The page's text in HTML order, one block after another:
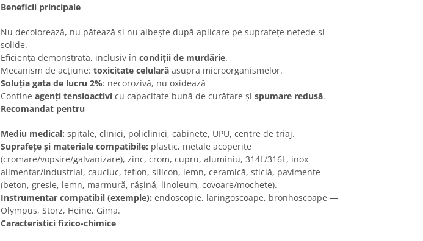
Beneficii principale
Nu decolorează, nu pătează și nu albește după aplicare pe suprafețe netede și
solide.
Eficiență demonstrată, inclusiv în condiții de murdărie.
Mecanism de acțiune: toxicitate celulară asupra microorganismelor.
Soluția gata de lucru 2%: necorozivă, nu oxidează
Conține agenți tensioactivi cu capacitate bună de curățare și spumare redusă.
Recomandat pentru
Mediu medical: spitale, clinici, policlinici, cabinete, UPU, centre de triaj.
Suprafețe și materiale compatibile: plastic, metale acoperite
(cromare/vopsire/galvanizare), zinc, crom, cupru, aluminiu, 314L/316L, inox
alimentar/industrial, cauciuc, teflon, silicon, lemn, ceramică, sticlă, pavimente
(beton, gresie, lemn, marmură, rășină, linoleum, covoare/mochete).
Instrumentar compatibil (exemple): endoscopie, laringoscoape, bronhoscoape —
Olympus, Storz, Heine, Gima.
Caracteristici fizico-chimice